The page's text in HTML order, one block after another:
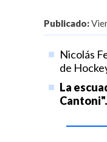
Publicado:
Nicolás
de
La
Cantoni".